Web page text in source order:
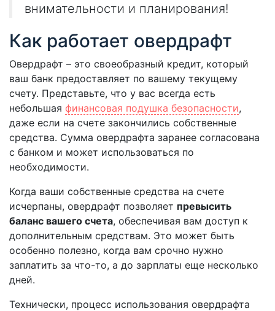
внимательности и планирования!
Как работает овердрафт
Овердрафт – это своеобразный кредит, который
ваш банк предоставляет по вашему текущему
счету. Представьте, что у вас всегда есть
небольшая финансовая подушка безопасности,
даже если на счете закончились собственные
средства. Сумма овердрафта заранее согласована
с банком и может использоваться по
необходимости.
Когда ваши собственные средства на счете
исчерпаны, овердрафт позволяет превысить
баланс вашего счета, обеспечивая вам доступ к
дополнительным средствам. Это может быть
особенно полезно, когда вам срочно нужно
заплатить за что-то, а до зарплаты еще несколько
дней.
Технически, процесс использования овердрафта